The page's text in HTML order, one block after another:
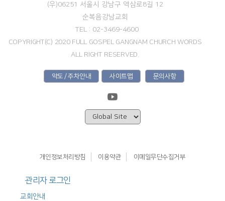
(우)06251 서울시 강남구 역삼로8길 12
순복음강남교회
TEL : 02-3469-4600
COPYRIGHT(C) 2020 FULL GOSPEL GANGNAM CHURCH WORDS
ALL RIGHT RESERVED.
약도 / 주차안내 사이트맵 문의사항
개인정보처리방침 이용약관 이메일무단수집거부
관리자 로그인
교회안내